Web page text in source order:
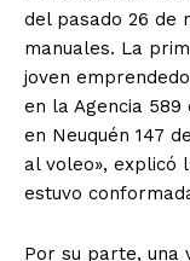
del pasado 26 de
manuales. La
joven
en la Agencia 589
en Neuquén 147
al voleo», explicó
estuvo
Por su parte, una